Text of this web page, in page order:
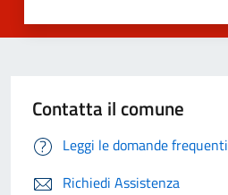
Contatta il comune
Leggi le domande frequenti
Richiedi Assistenza